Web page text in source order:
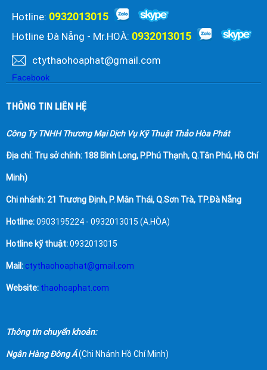
Hotline: 0932013015
Hotline Đà Nẵng - Mr.HOÀ: 0932013015
ctythaohoaphat@gmail.com
Facebook
THÔNG TIN LIÊN HỆ
Công Ty TNHH Thương Mại Dịch Vụ Kỹ Thuật Thảo Hòa Phát
Địa chỉ: Trụ sở chính: 188 Bình Long, P.Phú Thạnh, Q.Tân Phú, Hồ Chí
Minh)
Chi nhánh: 21 Trương Định, P. Mân Thái, Q.Sơn Trà, TP.Đà Nẵng
Hotline:0903195224 - 0932013015 (A.HÒA)
Hotline kỹ thuật:0932013015
Mail: ctythaohoaphat@gmail.com
Website: thaohoaphat.com
Thông tin chuyển khoản:
Ngân Hàng Đông Á(Chi Nhánh Hồ Chí Minh)